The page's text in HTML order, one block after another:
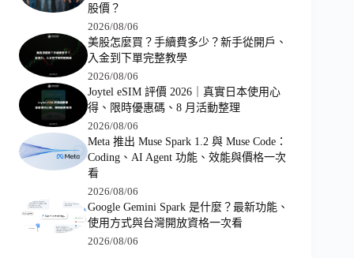
股價？
2026/08/06
美股怎麼買？手續費多少？新手從開戶、
入金到下單完整教學
2026/08/06
Joytel eSIM 評價 2026｜真實日本使用心
得、限時優惠碼、8 月活動整理
2026/08/06
Meta 推出 Muse Spark 1.2 與 Muse Code：
Coding、AI Agent 功能、效能與價格一次
看
2026/08/06
Google Gemini Spark 是什麼？最新功能、
使用方式與台灣開放資格一次看
2026/08/06